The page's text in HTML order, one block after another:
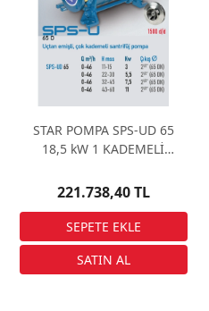
STAR POMPA SPS-UD 65
18,5 kW 1 KADEMELİ
221.738,40 TL